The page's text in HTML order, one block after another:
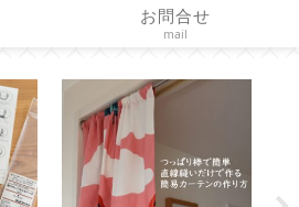
お問合せ
mail